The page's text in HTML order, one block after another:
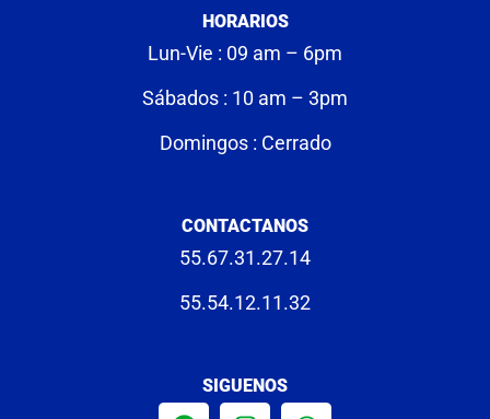
HORARIOS
Lun-Vie : 09 am – 6pm
Sábados : 10 am – 3pm
Domingos : Cerrado
CONTACTANOS
55.67.31.27.14
55.54.12.11.32
SIGUENOS